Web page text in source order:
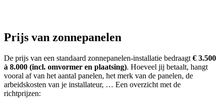
Prijs van zonnepanelen
De prijs van een standaard zonnepanelen-installatie bedraagt € 3.500
à 8.000 (incl. omvormer en plaatsing). Hoeveel jij betaalt, hangt
vooral af van het aantal panelen, het merk van de panelen, de
arbeidskosten van je installateur, … Een overzicht met de
richtprijzen: